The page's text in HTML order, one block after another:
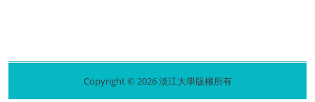
Copyright © 2026 淡江大學版權所有